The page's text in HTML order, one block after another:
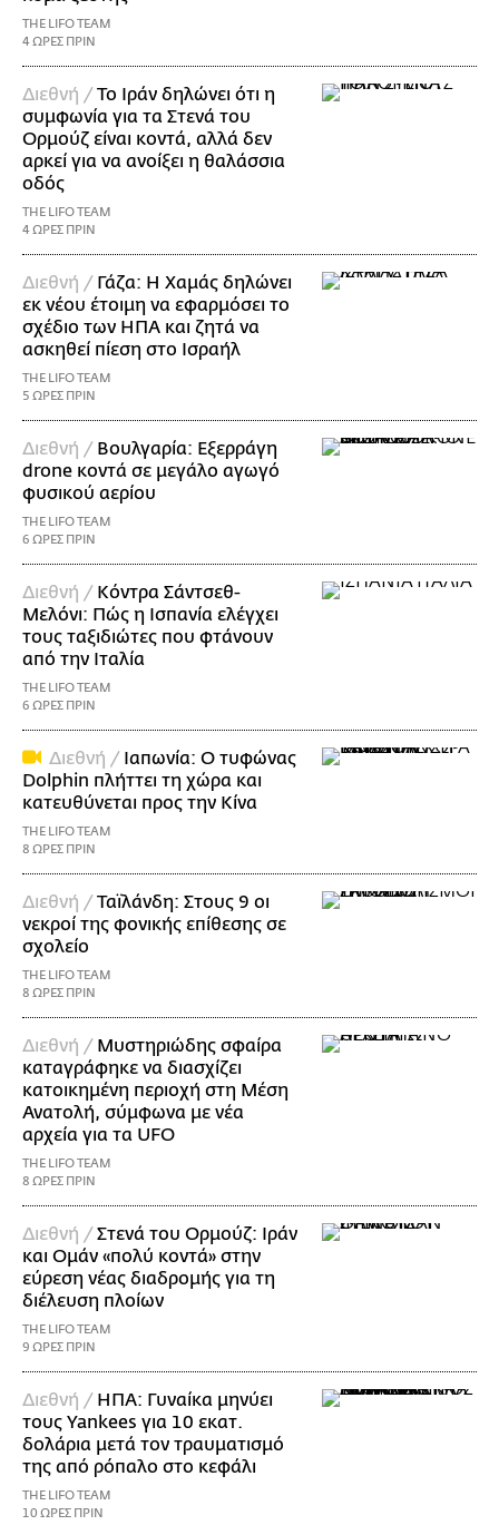
THE LIFO TEAM
4 ΩΡΕΣ ΠΡΙΝ
Διεθνή / Το Ιράν δηλώνει ότι η
συμφωνία για τα Στενά του
Ορμούζ είναι κοντά, αλλά δεν
αρκεί για να ανοίξει η θαλάσσια
οδός
THE LIFO TEAM
4 ΩΡΕΣ ΠΡΙΝ
Διεθνή / Γάζα: Η Χαμάς δηλώνει
εκ νέου έτοιμη να εφαρμόσει το
σχέδιο των ΗΠΑ και ζητά να
ασκηθεί πίεση στο Ισραήλ
THE LIFO TEAM
5 ΩΡΕΣ ΠΡΙΝ
Διεθνή / Βουλγαρία: Εξερράγη
drone κοντά σε μεγάλο αγωγό
φυσικού αερίου
THE LIFO TEAM
6 ΩΡΕΣ ΠΡΙΝ
Διεθνή / Κόντρα Σάντσεθ-
Μελόνι: Πώς η Ισπανία ελέγχει
τους ταξιδιώτες που φτάνουν
από την Ιταλία
THE LIFO TEAM
6 ΩΡΕΣ ΠΡΙΝ
Διεθνή / Ιαπωνία: Ο τυφώνας
Dolphin πλήττει τη χώρα και
κατευθύνεται προς την Κίνα
THE LIFO TEAM
8 ΩΡΕΣ ΠΡΙΝ
Διεθνή / Ταϊλάνδη: Στους 9 οι
νεκροί της φονικής επίθεσης σε
σχολείο
THE LIFO TEAM
8 ΩΡΕΣ ΠΡΙΝ
Διεθνή / Μυστηριώδης σφαίρα
καταγράφηκε να διασχίζει
κατοικημένη περιοχή στη Μέση
Ανατολή, σύμφωνα με νέα
αρχεία για τα UFO
THE LIFO TEAM
8 ΩΡΕΣ ΠΡΙΝ
Διεθνή / Στενά του Ορμούζ: Ιράν
και Ομάν «πολύ κοντά» στην
εύρεση νέας διαδρομής για τη
διέλευση πλοίων
THE LIFO TEAM
9 ΩΡΕΣ ΠΡΙΝ
Διεθνή / ΗΠΑ: Γυναίκα μηνύει
τους Yankees για 10 εκατ.
δολάρια μετά τον τραυματισμό
της από ρόπαλο στο κεφάλι
THE LIFO TEAM
10 ΩΡΕΣ ΠΡΙΝ